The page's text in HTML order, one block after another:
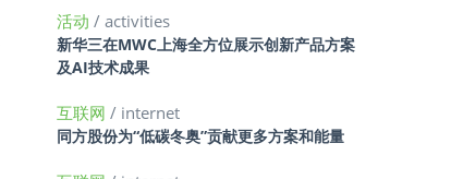
活动 / activities
新华三在MWC上海全方位展示创新产品方案
及AI技术成果
互联网 / internet
同方股份为“低碳冬奥”贡献更多方案和能量